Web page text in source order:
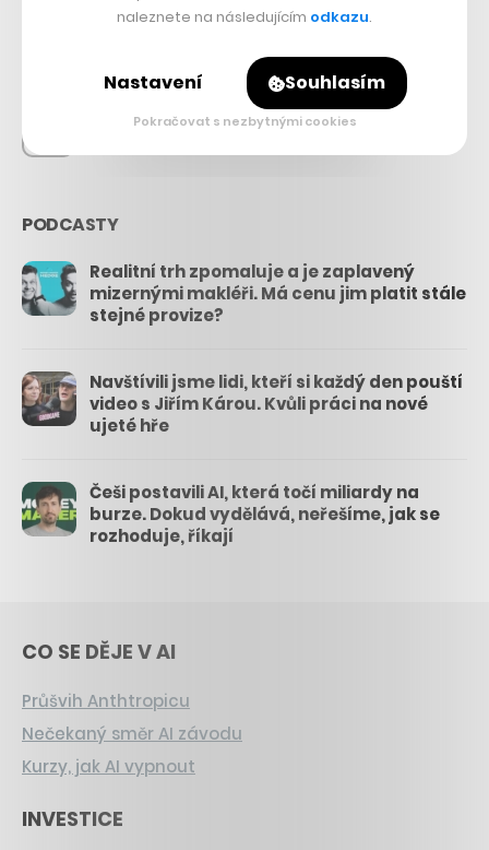
PODCASTY
Realitní trh zpomaluje a je zaplavený
mizernými makléři. Má cenu jim platit stále
stejné provize?
Navštívili jsme lidi, kteří si každý den pouští
video s Jiřím Károu. Kvůli práci na nové
ujeté hře
Češi postavili AI, která točí miliardy na
burze. Dokud vydělává, neřešíme, jak se
rozhoduje, říkají
CO SE DĚJE V AI
Průšvih Anthtropicu
Nečekaný směr AI závodu
Kurzy, jak AI vypnout
INVESTICE
naleznete na následujícím odkazu.
Nastavení Souhlasím
Pokračovat s nezbytnými cookies